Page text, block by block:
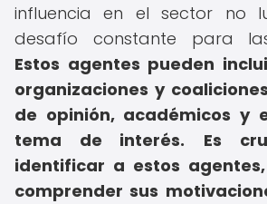
influencia en el sector no
desafío constante para
Estos agentes pueden
organizaciones y
de opinión, académicos y
tema de interés.
Es
identificar a estos
comprender sus